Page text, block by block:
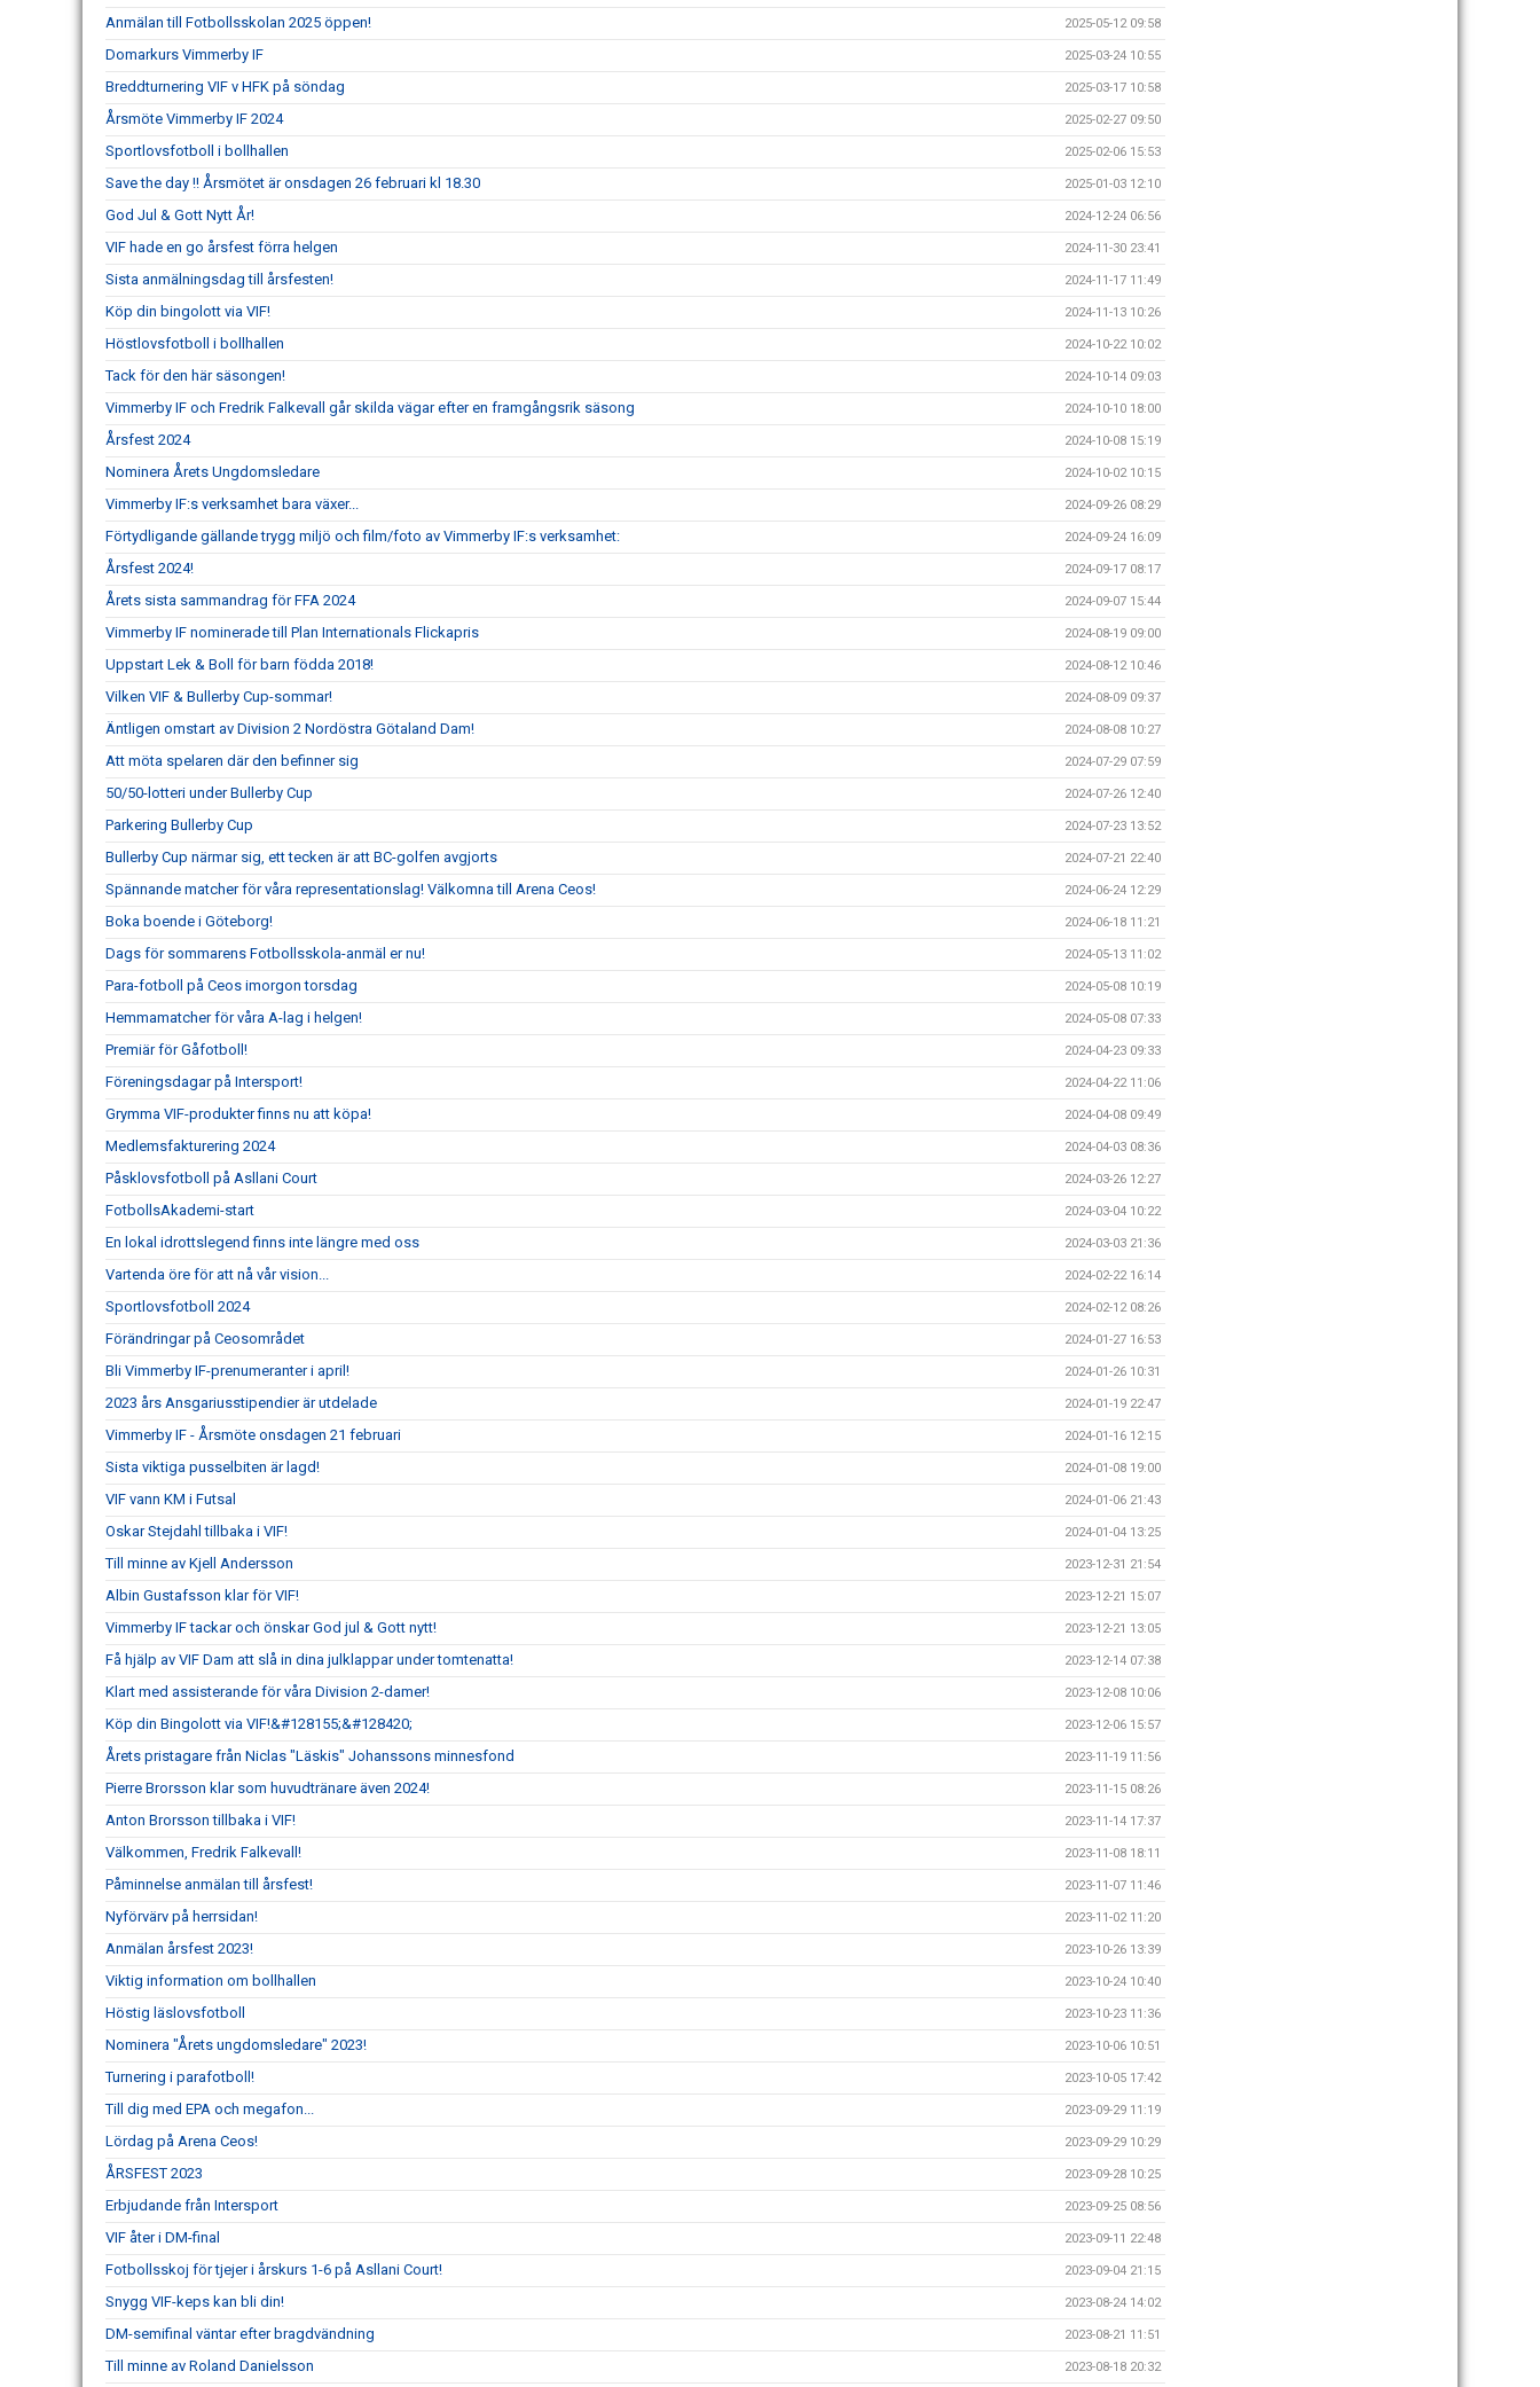
Anmälan till Fotbollsskolan 2025 öppen! 2025-05-12 09:58
Domarkurs Vimmerby IF 2025-03-24 10:55
Breddturnering VIF v HFK på söndag 2025-03-17 10:58
Årsmöte Vimmerby IF 2024 2025-02-27 09:50
Sportlovsfotboll i bollhallen 2025-02-06 15:53
Save the day !! Årsmötet är onsdagen 26 februari kl 18.30 2025-01-03 12:10
God Jul & Gott Nytt År! 2024-12-24 06:56
VIF hade en go årsfest förra helgen 2024-11-30 23:41
Sista anmälningsdag till årsfesten! 2024-11-17 11:49
Köp din bingolott via VIF! 2024-11-13 10:26
Höstlovsfotboll i bollhallen 2024-10-22 10:02
Tack för den här säsongen! 2024-10-14 09:03
Vimmerby IF och Fredrik Falkevall går skilda vägar efter en framgångsrik säsong 2024-10-10 18:00
Årsfest 2024 2024-10-08 15:19
Nominera Årets Ungdomsledare 2024-10-02 10:15
Vimmerby IF:s verksamhet bara växer... 2024-09-26 08:29
Förtydligande gällande trygg miljö och film/foto av Vimmerby IF:s verksamhet: 2024-09-24 16:09
Årsfest 2024! 2024-09-17 08:17
Årets sista sammandrag för FFA 2024 2024-09-07 15:44
Vimmerby IF nominerade till Plan Internationals Flickapris 2024-08-19 09:00
Uppstart Lek & Boll för barn födda 2018! 2024-08-12 10:46
Vilken VIF & Bullerby Cup-sommar! 2024-08-09 09:37
Äntligen omstart av Division 2 Nordöstra Götaland Dam! 2024-08-08 10:27
Att möta spelaren där den befinner sig 2024-07-29 07:59
50/50-lotteri under Bullerby Cup 2024-07-26 12:40
Parkering Bullerby Cup 2024-07-23 13:52
Bullerby Cup närmar sig, ett tecken är att BC-golfen avgjorts 2024-07-21 22:40
Spännande matcher för våra representationslag! Välkomna till Arena Ceos! 2024-06-24 12:29
Boka boende i Göteborg! 2024-06-18 11:21
Dags för sommarens Fotbollsskola-anmäl er nu! 2024-05-13 11:02
Para-fotboll på Ceos imorgon torsdag 2024-05-08 10:19
Hemmamatcher för våra A-lag i helgen! 2024-05-08 07:33
Premiär för Gåfotboll! 2024-04-23 09:33
Föreningsdagar på Intersport! 2024-04-22 11:06
Grymma VIF-produkter finns nu att köpa! 2024-04-08 09:49
Medlemsfakturering 2024 2024-04-03 08:36
Påsklovsfotboll på Asllani Court 2024-03-26 12:27
FotbollsAkademi-start 2024-03-04 10:22
En lokal idrottslegend finns inte längre med oss 2024-03-03 21:36
Vartenda öre för att nå vår vision... 2024-02-22 16:14
Sportlovsfotboll 2024 2024-02-12 08:26
Förändringar på Ceosområdet 2024-01-27 16:53
Bli Vimmerby IF-prenumeranter i april! 2024-01-26 10:31
2023 års Ansgariusstipendier är utdelade 2024-01-19 22:47
Vimmerby IF - Årsmöte onsdagen 21 februari 2024-01-16 12:15
Sista viktiga pusselbiten är lagd! 2024-01-08 19:00
VIF vann KM i Futsal 2024-01-06 21:43
Oskar Stejdahl tillbaka i VIF! 2024-01-04 13:25
Till minne av Kjell Andersson 2023-12-31 21:54
Albin Gustafsson klar för VIF! 2023-12-21 15:07
Vimmerby IF tackar och önskar God jul & Gott nytt! 2023-12-21 13:05
Få hjälp av VIF Dam att slå in dina julklappar under tomtenatta! 2023-12-14 07:38
Klart med assisterande för våra Division 2-damer! 2023-12-08 10:06
Köp din Bingolott via VIF!&#128155;&#128420; 2023-12-06 15:57
Årets pristagare från Niclas "Läskis" Johanssons minnesfond 2023-11-19 11:56
Pierre Brorsson klar som huvudtränare även 2024! 2023-11-15 08:26
Anton Brorsson tillbaka i VIF! 2023-11-14 17:37
Välkommen, Fredrik Falkevall! 2023-11-08 18:11
Påminnelse anmälan till årsfest! 2023-11-07 11:46
Nyförvärv på herrsidan! 2023-11-02 11:20
Anmälan årsfest 2023! 2023-10-26 13:39
Viktig information om bollhallen 2023-10-24 10:40
Höstig läslovsfotboll 2023-10-23 11:36
Nominera "Årets ungdomsledare" 2023! 2023-10-06 10:51
Turnering i parafotboll! 2023-10-05 17:42
Till dig med EPA och megafon... 2023-09-29 11:19
Lördag på Arena Ceos! 2023-09-29 10:29
ÅRSFEST 2023 2023-09-28 10:25
Erbjudande från Intersport 2023-09-25 08:56
VIF åter i DM-final 2023-09-11 22:48
Fotbollsskoj för tjejer i årskurs 1-6 på Asllani Court! 2023-09-04 21:15
Snygg VIF-keps kan bli din! 2023-08-24 14:02
DM-semifinal väntar efter bragdvändning 2023-08-21 11:51
Till minne av Roland Danielsson 2023-08-18 20:32